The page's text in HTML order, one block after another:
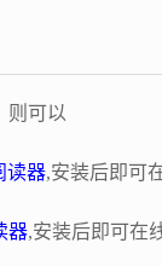
则可以
读器,安装后即可
器,安装后即可在